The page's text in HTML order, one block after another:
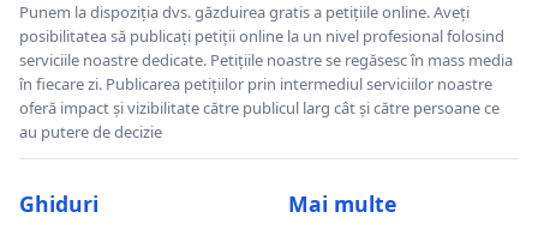
Punem la dispoziția dvs. găzduirea gratis a petițiile online. Aveți
posibilitatea să publicați petiții online la un nivel profesional folosind
serviciile noastre dedicate. Petițiile noastre se regăsesc în mass media
în fiecare zi. Publicarea petițiilor prin intermediul serviciilor noastre
oferă impact și vizibilitate către publicul larg cât și către persoane ce
au putere de decizie
Ghiduri Mai multe